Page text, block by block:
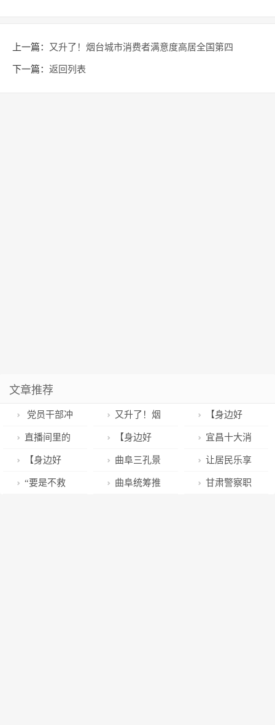
上一篇： 又升了！烟台城市消费者满意度高居全国第四
下一篇： 返回列表
文章推荐
党员干部冲
锋灌溉一线 齐
心协力护烟苗
平安
又升了！烟
台城市消费者
满意度高居全
国第四
【身边好
人】莱阳鲁少
青：当代孝女
“感天动地”
直播间里的
儿子们，套路
太深！315晚
【身边好
人】莱阳鲁少
青：用大爱在
宜昌十大消
费维权案例发
布
【身边好
人】莱阳农妇
曲阜三孔景
区“小小古树守
让居民乐享
新生活 青阳老
“要是不救 曲阜统筹推 甘肃警察职